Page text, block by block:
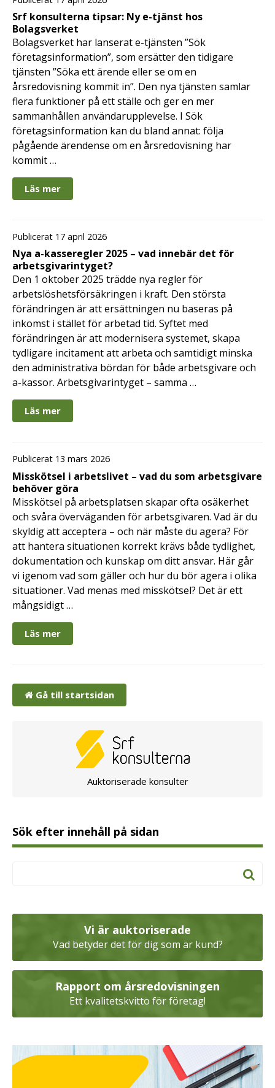
Srf konsulterna tipsar: Ny e-tjänst hos
Bolagsverket
Bolagsverket har lanserat e-tjänsten ”Sök
företagsinformation”, som ersätter den tidigare
tjänsten ”Söka ett ärende eller se om en
årsredovisning kommit in”. Den nya tjänsten samlar
flera funktioner på ett ställe och ger en mer
sammanhållen användarupplevelse. I Sök
företagsinformation kan du bland annat: följa
pågående ärendense om en årsredovisning har
kommit …
Läs mer
Publicerat 17 april 2026
Nya a-kasseregler 2025 – vad innebär det för
arbetsgivarintyget?
Den 1 oktober 2025 trädde nya regler för
arbetslöshetsförsäkringen i kraft. Den största
förändringen är att ersättningen nu baseras på
inkomst i stället för arbetad tid. Syftet med
förändringen är att modernisera systemet, skapa
tydligare incitament att arbeta och samtidigt minska
den administrativa bördan för både arbetsgivare och
a-kassor. Arbetsgivarintyget – samma …
Läs mer
Publicerat 13 mars 2026
Misskötsel i arbetslivet – vad du som arbetsgivare
behöver göra
Misskötsel på arbetsplatsen skapar ofta osäkerhet
och svåra överväganden för arbetsgivaren. Vad är du
skyldig att acceptera – och när måste du agera? För
att hantera situationen korrekt krävs både tydlighet,
dokumentation och kunskap om ditt ansvar. Här går
vi igenom vad som gäller och hur du bör agera i olika
situationer. Vad menas med misskötsel? Det är ett
mångsidigt …
Läs mer
Gå till startsidan
Auktoriserade konsulter
Sök efter innehåll på sidan
Vi är auktoriserade
Vad betyder det för dig som är kund?
Rapport om årsredovisningen
Ett kvalitetskvitto för företag!